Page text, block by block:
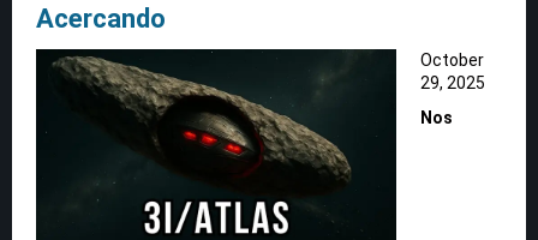
Acercando
October
29, 2025
Nos